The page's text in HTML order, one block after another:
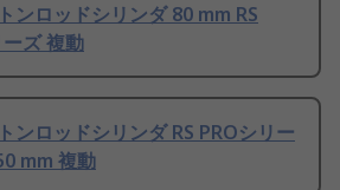
ンロッドシリンダ 80 mm RS
ズ 複動
ンロッドシリンダ RS PROシリー
mm 複動